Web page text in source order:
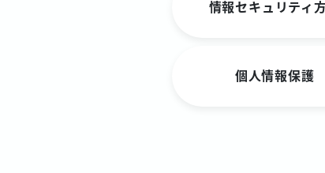
情報セキュリティ
個人情報保護